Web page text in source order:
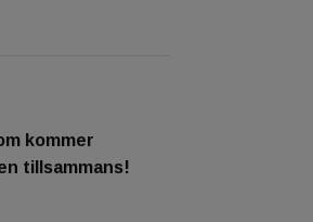
kommer
tillsammans!